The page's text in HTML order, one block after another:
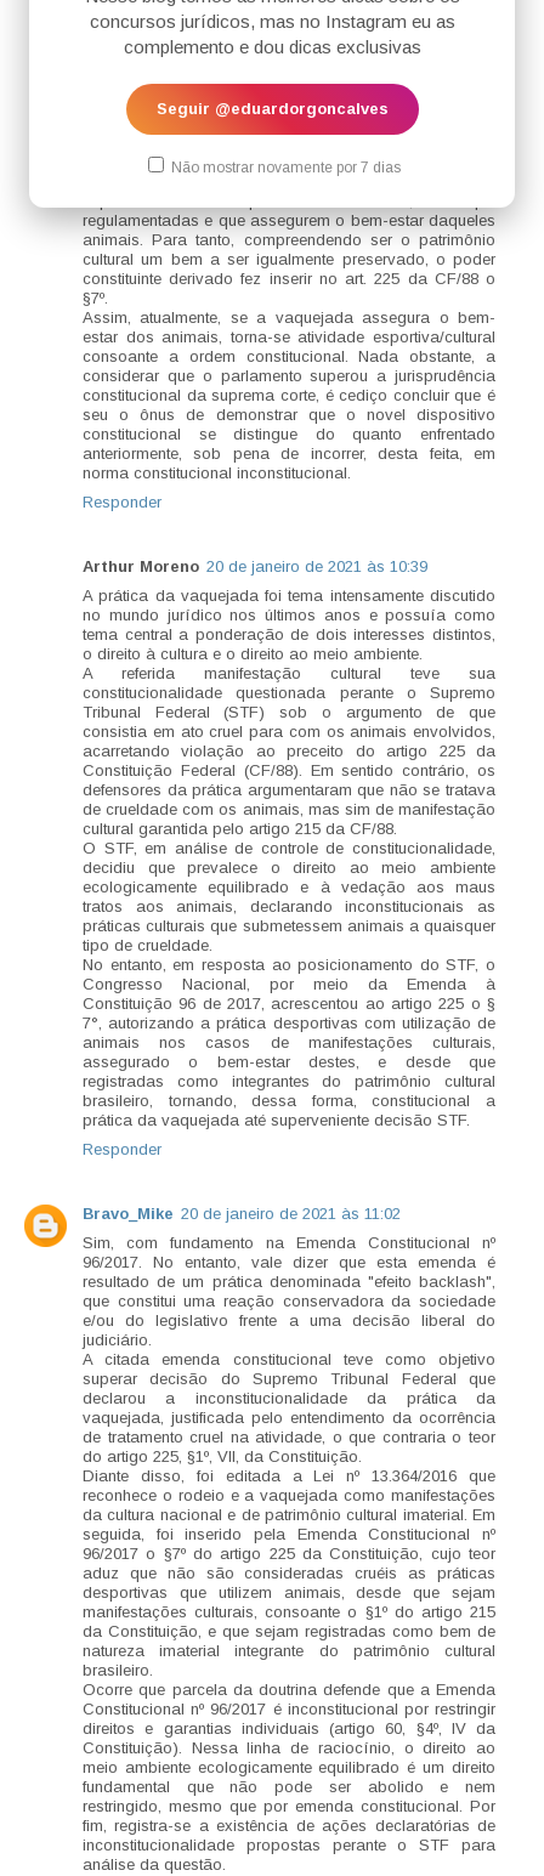
concursos jurídicos, mas no Instagram eu as
complemento e dou dicas exclusivas
Seguir @eduardorgoncalves
Não mostrar novamente por 7 dias
com os animais.
Nesse contexto, o STF julgou inconstitucional uma Lei
do Estado do Ceará que autorizava e regulava a prática
protege a integridade da vida animal, notadamente ao
vedar práticas cruéis, com fulcro no inciso VII do §1º do
art. 225 da CF/88.
reação legislativa, promulgou a Emenda Constitucional
nº 096/2017, para expressamente autorizar as práticas
regulamentadas e que assegurem o bem-estar daqueles
animais. Para tanto, compreendendo ser o patrimônio
cultural um bem a ser igualmente preservado, o poder
constituinte derivado fez inserir no art. 225 da CF/88 o
§7º.
Assim, atualmente, se a vaquejada assegura o bem-
estar dos animais, torna-se atividade esportiva/cultural
consoante a ordem constitucional. Nada obstante, a
considerar que o parlamento superou a jurisprudência
constitucional da suprema corte, é cediço concluir que é
seu o ônus de demonstrar que o novel dispositivo
constitucional se distingue do quanto enfrentado
anteriormente, sob pena de incorrer, desta feita, em
norma constitucional inconstitucional.
Responder
Arthur Moreno 20 de janeiro de 2021 às 10:39
A prática da vaquejada foi tema intensamente discutido
no mundo jurídico nos últimos anos e possuía como
tema central a ponderação de dois interesses distintos,
o direito à cultura e o direito ao meio ambiente.
A referida manifestação cultural teve sua
constitucionalidade questionada perante o Supremo
Tribunal Federal (STF) sob o argumento de que
consistia em ato cruel para com os animais envolvidos,
acarretando violação ao preceito do artigo 225 da
Constituição Federal (CF/88). Em sentido contrário, os
defensores da prática argumentaram que não se tratava
de crueldade com os animais, mas sim de manifestação
cultural garantida pelo artigo 215 da CF/88.
O STF, em análise de controle de constitucionalidade,
decidiu que prevalece o direito ao meio ambiente
ecologicamente equilibrado e à vedação aos maus
tratos aos animais, declarando inconstitucionais as
práticas culturais que submetessem animais a quaisquer
tipo de crueldade.
No entanto, em resposta ao posicionamento do STF, o
Congresso Nacional, por meio da Emenda à
Constituição 96 de 2017, acrescentou ao artigo 225 o §
7°, autorizando a prática desportivas com utilização de
animais nos casos de manifestações culturais,
assegurado o bem-estar destes, e desde que
registradas como integrantes do patrimônio cultural
brasileiro, tornando, dessa forma, constitucional a
prática da vaquejada até superveniente decisão STF.
Responder
Bravo_Mike 20 de janeiro de 2021 às 11:02
Sim, com fundamento na Emenda Constitucional nº
96/2017. No entanto, vale dizer que esta emenda é
resultado de um prática denominada "efeito backlash",
que constitui uma reação conservadora da sociedade
e/ou do legislativo frente a uma decisão liberal do
judiciário.
A citada emenda constitucional teve como objetivo
superar decisão do Supremo Tribunal Federal que
declarou a inconstitucionalidade da prática da
vaquejada, justificada pelo entendimento da ocorrência
de tratamento cruel na atividade, o que contraria o teor
do artigo 225, §1º, VII, da Constituição.
Diante disso, foi editada a Lei nº 13.364/2016 que
reconhece o rodeio e a vaquejada como manifestações
da cultura nacional e de patrimônio cultural imaterial. Em
seguida, foi inserido pela Emenda Constitucional nº
96/2017 o §7º do artigo 225 da Constituição, cujo teor
aduz que não são consideradas cruéis as práticas
desportivas que utilizem animais, desde que sejam
manifestações culturais, consoante o §1º do artigo 215
da Constituição, e que sejam registradas como bem de
natureza imaterial integrante do patrimônio cultural
brasileiro.
Ocorre que parcela da doutrina defende que a Emenda
Constitucional nº 96/2017 é inconstitucional por restringir
direitos e garantias individuais (artigo 60, §4º, IV da
Constituição). Nessa linha de raciocínio, o direito ao
meio ambiente ecologicamente equilibrado é um direito
fundamental que não pode ser abolido e nem
restringido, mesmo que por emenda constitucional. Por
fim, registra-se a existência de ações declaratórias de
inconstitucionalidade propostas perante o STF para
análise da questão.